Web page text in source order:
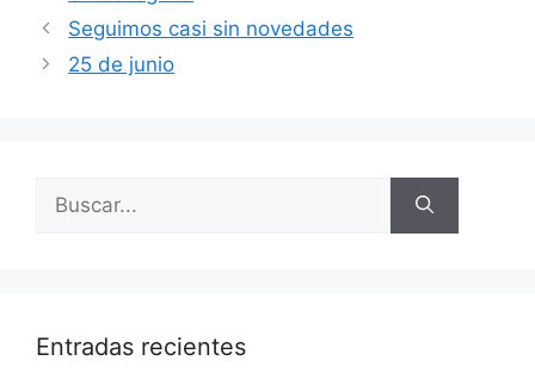
Seguimos casi sin novedades
25 de junio
Buscar:
Entradas recientes